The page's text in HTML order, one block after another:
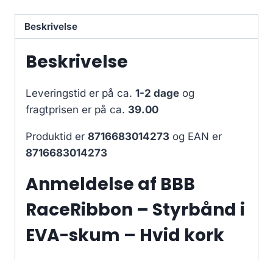
Beskrivelse
Beskrivelse
Leveringstid er på ca. 1-2 dage og
fragtprisen er på ca. 39.00
Produktid er 8716683014273 og EAN er
8716683014273
Anmeldelse af BBB
RaceRibbon – Styrbånd i
EVA-skum – Hvid kork